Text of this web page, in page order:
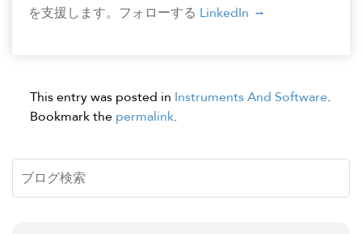
を支援します。フォローする LinkedIn
This entry was posted in Instruments And Software.
Bookmark the permalink.